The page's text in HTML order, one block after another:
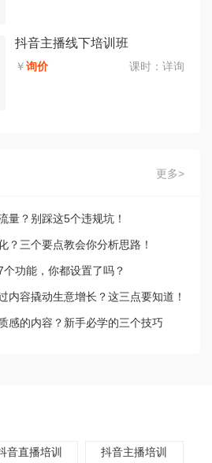
抖音主播线下培训班
￥询价 课时： 详询
更多>
量？别踩这5个违规坑！
？三个要点教会你分析思路！
功能，你都设置了吗？
内容撬动生意增长？这三点要知道！
感的内容？新手必学的三个技巧
音直播培训 抖音主播培训